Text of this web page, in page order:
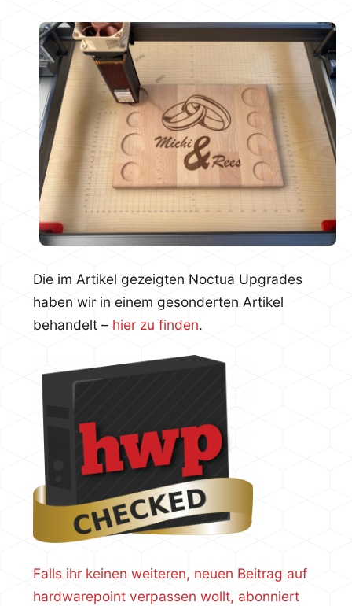
Die im Artikel gezeigten Noctua Upgrades
haben wir in einem gesonderten Artikel
behandelt – hier zu finden.
Falls ihr keinen weiteren, neuen Beitrag auf
hardwarepoint verpassen wollt, abonniert